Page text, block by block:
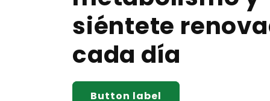
siéntete
cada día
Button label